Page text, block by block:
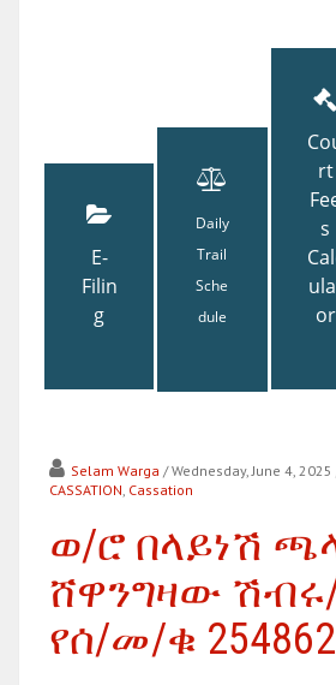
E-
Filin
g
Daily
Trail
Sche
dule
rt
s
or
Selam Warga / Wednesday, June 4, 2025
CASSATION, Cassation
ወ/ሮ በላይነሽ
ሸዋንግዛው
የሰ/መ/ቁ 254862